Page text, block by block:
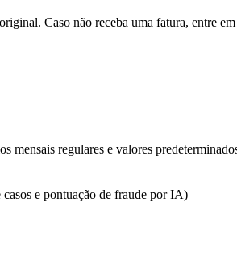
Caso não receba uma fatura, entre
mensais regulares e valores
e pontuação de fraude por IA)